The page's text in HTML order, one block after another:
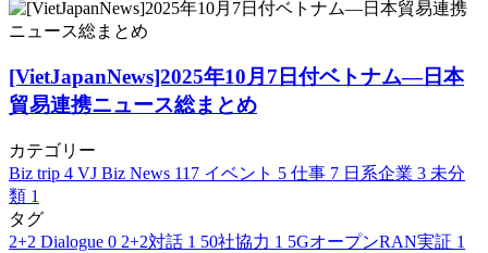
[VietJapanNews]2025年10月7日付ベトナム―日本
貿易連携ニュース総まとめ
カテゴリー
Biz trip 4 VJ Biz News 117 イベント 5 仕事 7 日系企業 3 未分
類 1
タグ
2+2 Dialogue 0 2+2対話 1 50社協力 1 5GオープンRAN実証 1